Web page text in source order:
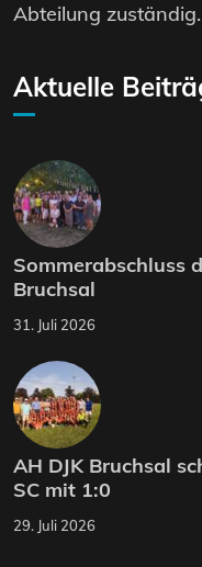
Abteilung zuständig.
Aktuelle
Sommerabschluss
Bruchsal
31. Juli 2026
AH DJK Bruchsal
SC mit 1:0
29. Juli 2026